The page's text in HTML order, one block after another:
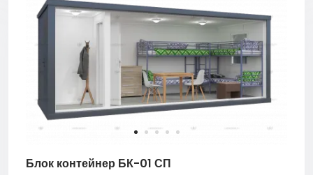
Блок контейнер БК-01 СП